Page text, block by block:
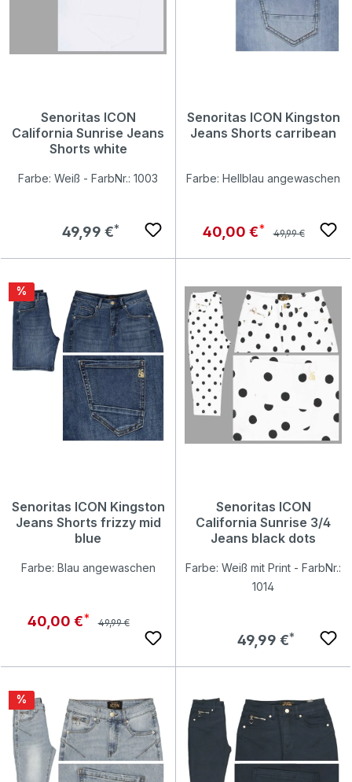
Senoritas ICON
California Sunrise Jeans
Shorts white
Farbe: Weiß - FarbNr.: 1003
Regulärer Preis:
49,99 €
Senoritas ICON Kingston
Jeans Shorts carribean
Farbe: Hellblau angewaschen
Verkaufspreis:
40,00 € Regulärer Preis:
49,99 €
Rabatt
%
Senoritas ICON Kingston
Jeans Shorts frizzy mid
blue
Farbe: Blau angewaschen
Verkaufspreis:
40,00 € Regulärer Preis:
49,99 €
Senoritas ICON
California Sunrise 3/4
Jeans black dots
Farbe: Weiß mit Print - FarbNr.:
1014
Regulärer Preis:
49,99 €
Rabatt
%